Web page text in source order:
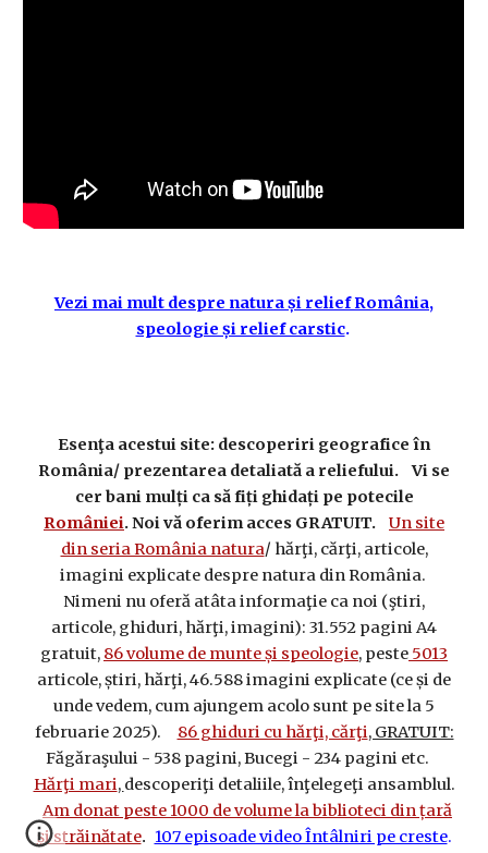
Vezi mai mult despre natura și relief România,
speologie și relief carstic.
Esenţa acestui site: descoperiri geografice în
România/ prezentarea detaliată a reliefului. Vi se
cer bani mulți ca să fiți ghidați pe potecile
României. Noi vă oferim acces GRATUIT. Un site
din seria România natura/ hărţi, cărţi, articole,
imagini explicate despre natura din România.
Nimeni nu oferă atâta informaţie ca noi (ştiri,
articole, ghiduri, hărţi, imagini): 31.552 pagini A4
gratuit, 86 volume de munte și speologie, peste 5013
articole, știri, hărţi, 46.588 imagini explicate (ce și de
unde vedem, cum ajungem acolo sunt pe site la 5
februarie 2025). 86 ghiduri cu hărţi, cărţi, GRATUIT:
Făgăraşului - 538 pagini, Bucegi - 234 pagini etc.
Hărţi mari, descoperiţi detaliile, înţelegeţi ansamblul.
Am donat peste 1000 de volume la biblioteci din țară
și străinătate. 107 episoade video Întâlniri pe creste.